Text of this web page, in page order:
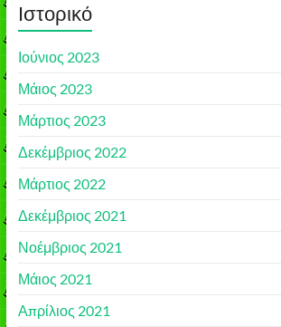
Ιστορικό
Ιούνιος 2023
Μάιος 2023
Μάρτιος 2023
Δεκέμβριος 2022
Μάρτιος 2022
Δεκέμβριος 2021
Νοέμβριος 2021
Μάιος 2021
Απρίλιος 2021